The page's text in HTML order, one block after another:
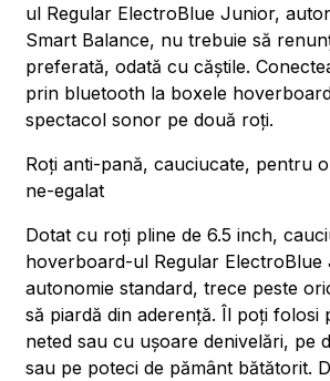
ul Regular ElectroBlue Junior,
Smart Balance, nu trebuie să
preferată, odată cu căștile.
prin bluetooth la boxele
spectacol sonor pe două roți.
Roți anti-pană, cauciucate, pentru
ne-egalat
Dotat cu roți pline de 6.5 inch,
hoverboard-ul Regular ElectroBlue
autonomie standard, trece peste
să piardă din aderență. Îl poți folosi
neted sau cu ușoare denivelări, pe
sau pe poteci de pământ bătătorit.